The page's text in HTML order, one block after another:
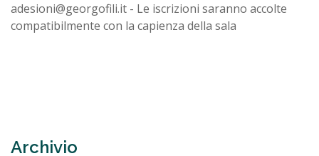
adesioni@georgofili.it - Le iscrizioni saranno accolte
compatibilmente con la capienza della sala
Archivio